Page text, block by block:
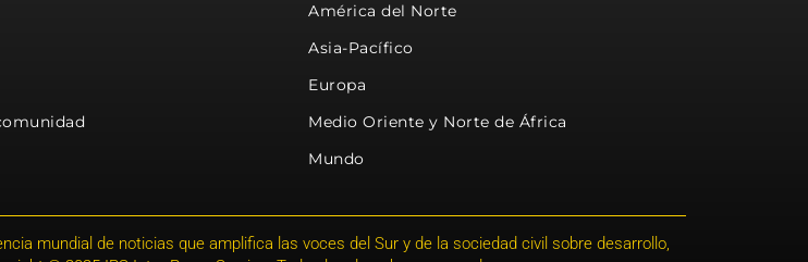
América del Norte
Asia-Pacífico
Europa
Medio Oriente y Norte de África
Mundo
mundial de noticias que amplifica las voces del Sur y de la sociedad civil sobre desarrollo,